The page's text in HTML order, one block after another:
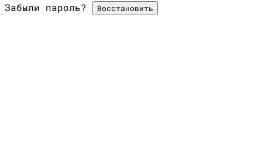
Забыли пароль?
Восстановить